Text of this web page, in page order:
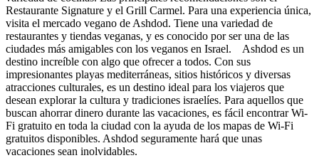
Restaurante Signature y el Grill Carmel. Para una experiencia única,
visita el mercado vegano de Ashdod. Tiene una variedad de
restaurantes y tiendas veganas, y es conocido por ser una de las
ciudades más amigables con los veganos en Israel. Ashdod es un
destino increíble con algo que ofrecer a todos. Con sus
impresionantes playas mediterráneas, sitios históricos y diversas
atracciones culturales, es un destino ideal para los viajeros que
desean explorar la cultura y tradiciones israelíes. Para aquellos que
buscan ahorrar dinero durante las vacaciones, es fácil encontrar Wi-
Fi gratuito en toda la ciudad con la ayuda de los mapas de Wi-Fi
gratuitos disponibles. Ashdod seguramente hará que unas
vacaciones sean inolvidables.